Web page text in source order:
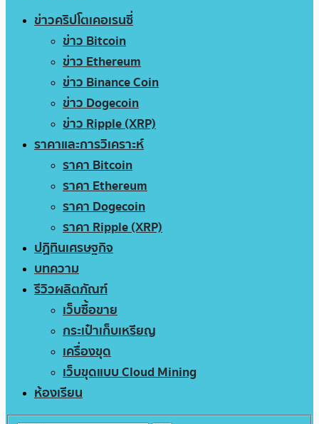
ข่าวคริปโตเคอเรนซี่
ข่าว Bitcoin
ข่าว Ethereum
ข่าว Binance Coin
ข่าว Dogecoin
ข่าว Ripple (XRP)
ราคาและการวิเคราะห์
ราคา Bitcoin
ราคา Ethereum
ราคา Dogecoin
ราคา Ripple (XRP)
ปฏิทินเศรษฐกิจ
บทความ
รีวิวผลิตภัณฑ์
เว็บซื้อขาย
กระเป๋าเก็บเหรียญ
เครื่องขุด
เว็บขุดแบบ Cloud Mining
ห้องเรียน